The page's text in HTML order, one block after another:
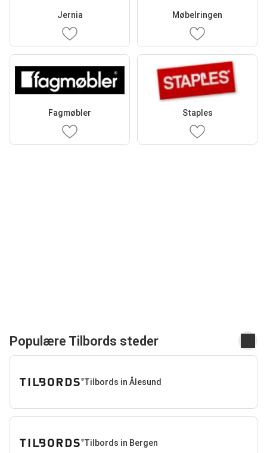
Jernia Møbelringen
Fagmøbler Staples
Populære Tilbords steder
Tilbords in Ålesund
Tilbords in Bergen